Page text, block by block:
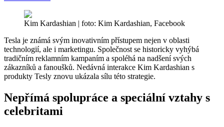
Kim Kardashian | foto: Kim Kardashian, Facebook
Tesla je známá svým inovativním přístupem nejen v oblasti
technologií, ale i marketingu. Společnost se historicky vyhýbá
tradičním reklamním kampaním a spoléhá na nadšení svých
zákazníků a fanoušků. Nedávná interakce Kim Kardashian s
produkty Tesly znovu ukázala sílu této strategie.
Nepřímá spolupráce a speciální vztahy s
celebritami